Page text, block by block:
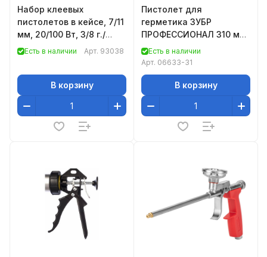
Набор клеевых
пистолетов в кейсе, 7/11
мм, 20/100 Вт, 3/8 г./
мин., выключатель//
Есть в наличии Арт. 93038
В корзину
Пистолет для
герметика ЗУБР
ПРОФЕССИОНАЛ 310 мл
06633-31
Есть в наличии
Арт. 06633-31
В корзину